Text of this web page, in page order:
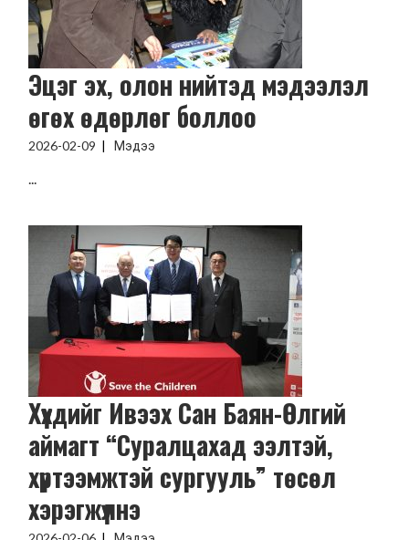
Эцэг эх, олон нийтэд мэдээлэл
өгөх өдөрлөг боллоо
2026-02-09 Мэдээ
Хүүхдийг Ивээх Сан Баян-Өлгий
аймагт “Суралцахад ээлтэй,
хүртээмжтэй сургууль” төсөл
хэрэгжүүлнэ